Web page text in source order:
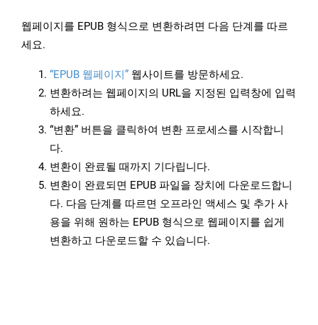
웹페이지를 EPUB 형식으로 변환하려면 다음 단계를 따르
세요.
“EPUB 웹페이지” 웹사이트를 방문하세요.
변환하려는 웹페이지의 URL을 지정된 입력창에 입력
하세요.
“변환” 버튼을 클릭하여 변환 프로세스를 시작합니
다.
변환이 완료될 때까지 기다립니다.
변환이 완료되면 EPUB 파일을 장치에 다운로드합니
다. 다음 단계를 따르면 오프라인 액세스 및 추가 사
용을 위해 원하는 EPUB 형식으로 웹페이지를 쉽게
변환하고 다운로드할 수 있습니다.